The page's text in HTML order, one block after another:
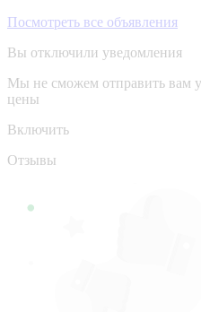
Посмотреть все объявления
Вы отключили уведомления
Мы не сможем отправить вам
цены
Включить
Отзывы